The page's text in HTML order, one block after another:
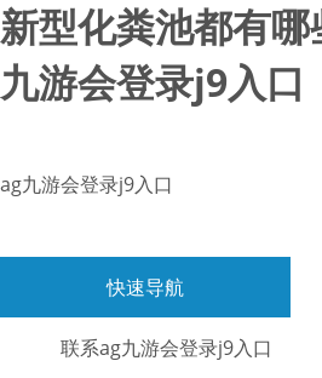
新型化粪池都有
九游会登录j9入口
ag九游会登录j9入口
快速导航
联系ag九游会登录j9入口